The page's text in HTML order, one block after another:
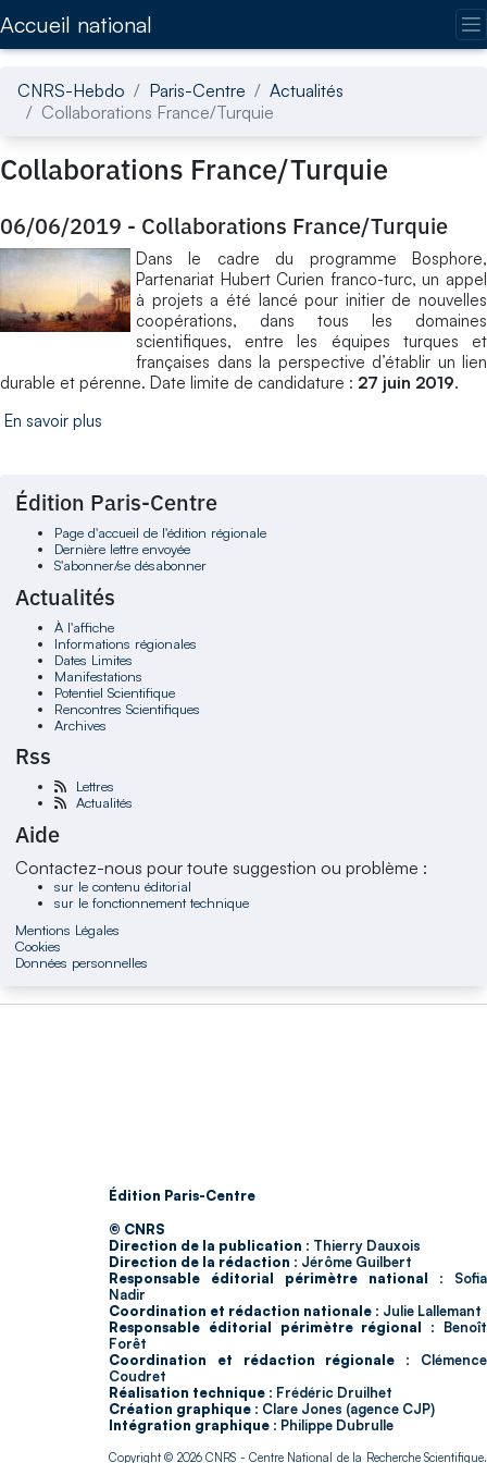
Accueil national
CNRS-Hebdo Paris-Centre
Actualités
Collaborations France/Turquie
Collaborations France/Turquie
06/06/2019 - Collaborations France/Turquie
Dans le cadre du programme Bosphore,
Partenariat Hubert Curien franco-turc, un appel
à projets a été lancé pour initier de nouvelles
coopérations, dans tous les domaines
scientifiques, entre les équipes turques et
françaises dans la perspective d’établir un lien
durable et pérenne. Date limite de candidature : 27 juin 2019.
En savoir plus
Édition Paris-Centre
Page d'accueil de l'édition régionale
Dernière lettre envoyée
S'abonner/se désabonner
Actualités
À l'affiche
Informations régionales
Dates Limites
Manifestations
Potentiel Scientifique
Rencontres Scientifiques
Archives
Rss
Lettres
Actualités
Aide
Contactez-nous pour toute suggestion ou problème :
sur le contenu éditorial
sur le fonctionnement technique
Mentions Légales
Cookies
Données personnelles
Édition Paris-Centre
© CNRS
Direction de la publication : Thierry Dauxois
Direction de la rédaction : Jérôme Guilbert
Responsable éditorial périmètre national : Sofia
Nadir
Coordination et rédaction nationale : Julie Lallemant
Responsable éditorial périmètre régional : Benoît
Forêt
Coordination et rédaction régionale : Clémence
Coudret
Réalisation technique : Frédéric Druilhet
Création graphique : Clare Jones (agence CJP)
Intégration graphique : Philippe Dubrulle
Copyright © 2026CNRS - Centre National de la Recherche Scientifique.